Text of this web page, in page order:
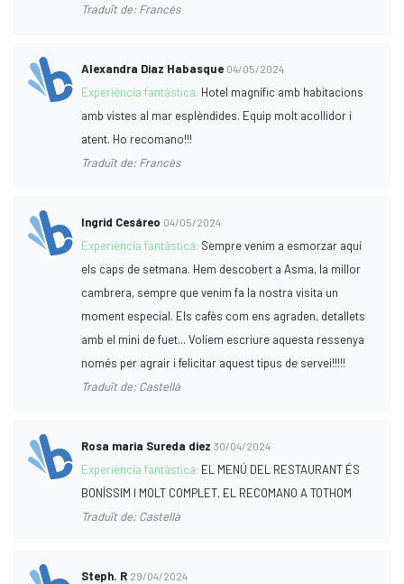
Traduït de: Francès
Alexandra Diaz Habasque 04/05/2024
Experiència fantàstica: Hotel magnífic amb habitacions
amb vistes al mar esplèndides. Equip molt acollidor i
atent. Ho recomano!!!
Traduït de: Francès
Ingrid Cesáreo 04/05/2024
Experiència fantàstica: Sempre venim a esmorzar aquí
els caps de setmana. Hem descobert a Asma, la millor
cambrera, sempre que venim fa la nostra visita un
moment especial. Els cafès com ens agraden, detallets
amb el mini de fuet... Volíem escriure aquesta ressenya
només per agrair i felicitar aquest tipus de servei!!!!!
Traduït de: Castellà
Rosa maria Sureda diez 30/04/2024
Experiència fantàstica: EL MENÚ DEL RESTAURANT ÉS
BONÍSSIM I MOLT COMPLET, EL RECOMANO A TOTHOM
Traduït de: Castellà
Steph. R 29/04/2024